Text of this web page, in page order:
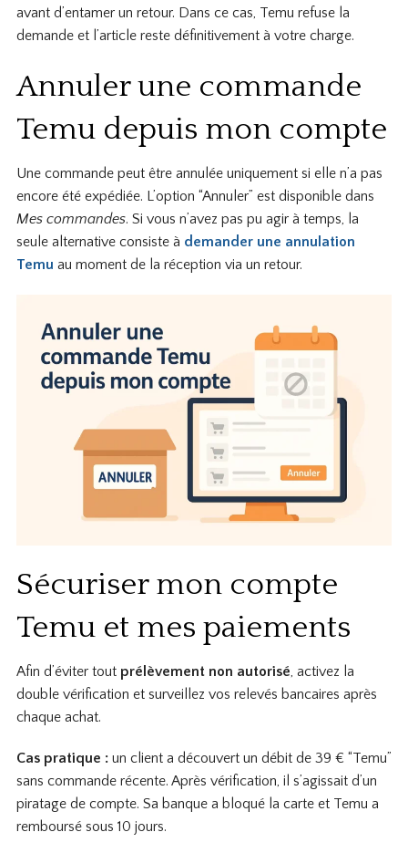
avant d’entamer un retour. Dans ce cas, Temu refuse la
demande et l’article reste définitivement à votre charge.
Annuler une commande
Temu depuis mon compte
Une commande peut être annulée uniquement si elle n’a pas
encore été expédiée. L’option “Annuler” est disponible dans
Mes commandes. Si vous n’avez pas pu agir à temps, la
seule alternative consiste à demander une annulation
Temu au moment de la réception via un retour.
Sécuriser mon compte
Temu et mes paiements
Afin d’éviter tout prélèvement non autorisé, activez la
double vérification et surveillez vos relevés bancaires après
chaque achat.
Cas pratique :un client a découvert un débit de 39 € “Temu”
sans commande récente. Après vérification, il s’agissait d’un
piratage de compte. Sa banque a bloqué la carte et Temu a
remboursé sous 10 jours.